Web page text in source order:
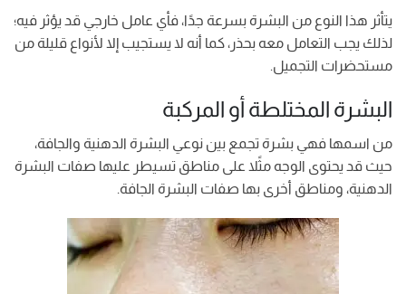
يتأثر هذا النوع من البشرة بسرعة جدًا، فأي عامل خارجي قد يؤثر فيه؛
لذلك يجب التعامل معه بحذر، كما أنه لا يستجيب إلا لأنواع قليلة من
مستحضرات التجميل.
البشرة المختلطة أو المركبة
من اسمها فهي بشرة تجمع بين نوعي البشرة الدهنية والجافة،
حيث قد يحتوى الوجه مثًلا على مناطق تسيطر عليها صفات البشرة
الدهنية، ومناطق أخرى بها صفات البشرة الجافة.